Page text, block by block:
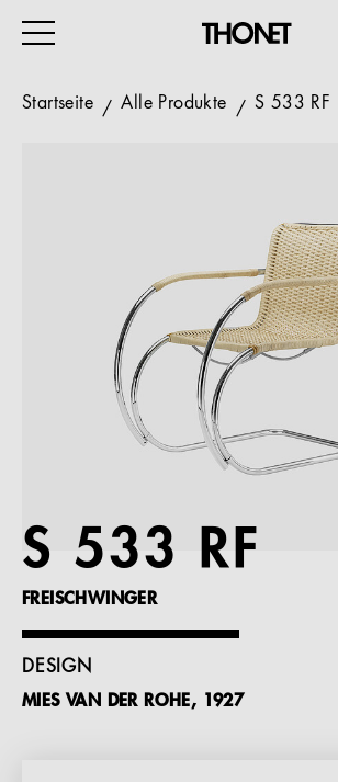
VERANSTALTUNG
GASTRO & HOTEL
ALLE PRODUKTE
Magazin
Referenzen
DE
Startseite Alle Produkte S 533 RF
S 533 RF
FREISCHWINGER
DESIGN
MIES VAN DER ROHE, 1927